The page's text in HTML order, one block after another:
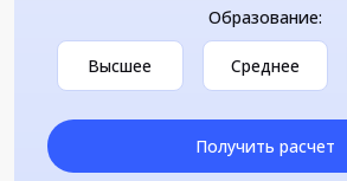
Образование:
Высшее Среднее
Получить расчет